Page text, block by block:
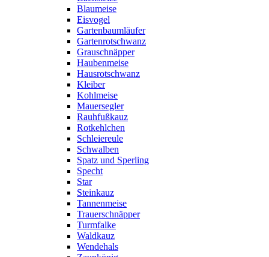
Blaumeise
Eisvogel
Gartenbaumläufer
Gartenrotschwanz
Grauschnäpper
Haubenmeise
Hausrotschwanz
Kleiber
Kohlmeise
Mauersegler
Rauhfußkauz
Rotkehlchen
Schleiereule
Schwalben
Spatz und Sperling
Specht
Star
Steinkauz
Tannenmeise
Trauerschnäpper
Turmfalke
Waldkauz
Wendehals